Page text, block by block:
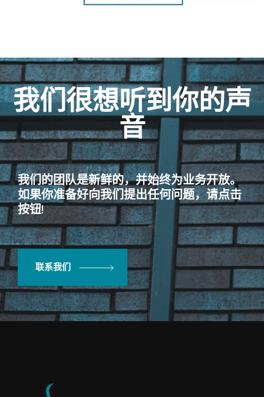
我们很想听到你的声
音
我们的团队是新鲜的，并始终为业务开放。
如果你准备好向我们提出任何问题，请点击
按钮!
联系我们